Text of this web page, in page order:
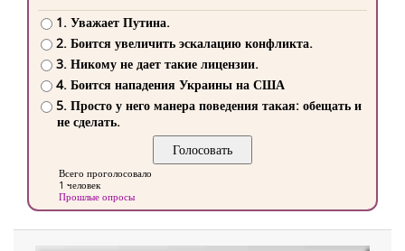
1. Уважает Путина.
2. Боится увеличить эскалацию конфликта.
3. Никому не дает такие лицензии.
4. Боится нападения Украины на США
5. Просто у него манера поведения такая: обещать и
не сделать.
Всего проголосовало
1 человек
Прошлые опросы